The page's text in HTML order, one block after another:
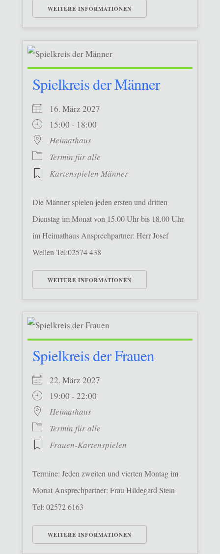
WEITERE INFORMATIONEN
Spielkreis der Männer
16. März 2027
15:00 - 18:00
Heimathaus
Termin für alle
Kartenspielen Männer
Die Männer spielen jeden ersten und dritten
Dienstag im Monat von 15.00 Uhr bis 18.00 Uhr
im Heimathaus Ansprechpartner: Herr Josef
Wellen Tel:02574 438
WEITERE INFORMATIONEN
Spielkreis der Frauen
22. März 2027
19:00 - 22:00
Heimathaus
Termin für alle
Frauen-Kartenspielen
Termine: Jeden zweiten und vierten Montag im
Monat Ansprechpartner: Frau Hildegard Stein
Tel: 02572 6163
WEITERE INFORMATIONEN